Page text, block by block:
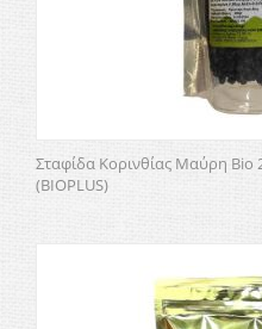
Σταφίδα Κορινθίας Μαύρη Bio
(BIOPLUS)